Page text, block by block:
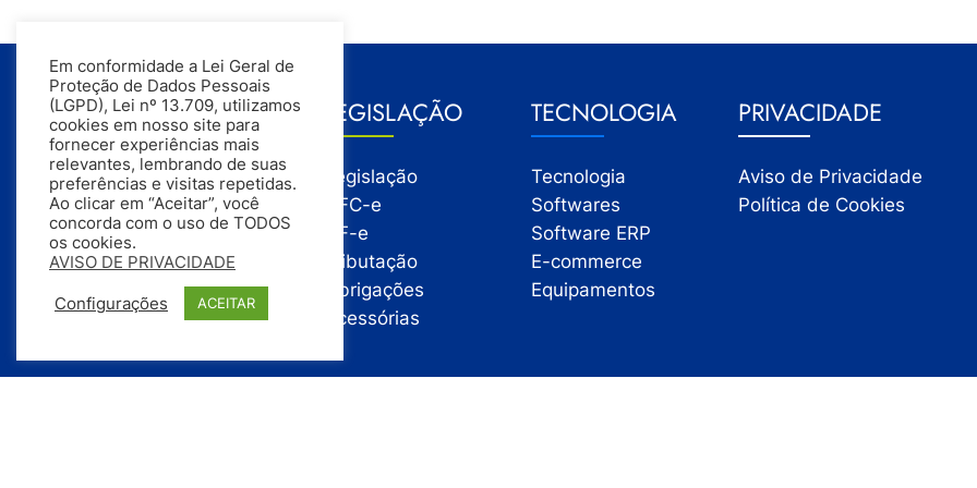
GESTÃO
Gestão
Gestão Financeira
Gestão de Pessoas
Compras
Estoque
Vendas
LEGISLAÇÃO
Legislação
NFC-e
NF-e
Tributação
Obrigações
Acessórias
TECNOLOGIA
Tecnologia
Softwares
Software ERP
E-commerce
Equipamentos
PRIVACIDADE
Aviso de Privacidade
Política de Cookies
Em conformidade a Lei Geral de
Proteção de Dados Pessoais
(LGPD), Lei nº 13.709, utilizamos
cookies em nosso site para
fornecer experiências mais
relevantes, lembrando de suas
preferências e visitas repetidas.
Ao clicar em “Aceitar”, você
concorda com o uso de TODOS
os cookies.
AVISO DE PRIVACIDADE
Configurações ACEITAR